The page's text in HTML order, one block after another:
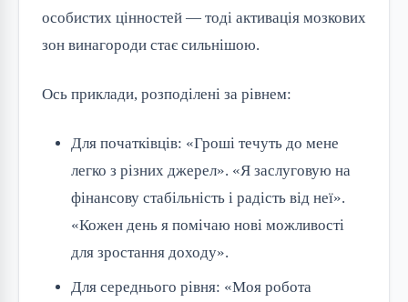
особистих цінностей — тоді активація мозкових
зон винагороди стає сильнішою.
Ось приклади, розподілені за рівнем:
Для початківців: «Гроші течуть до мене
легко з різних джерел». «Я заслуговую на
фінансову стабільність і радість від неї».
«Кожен день я помічаю нові можливості
для зростання доходу».
Для середнього рівня: «Моя робота